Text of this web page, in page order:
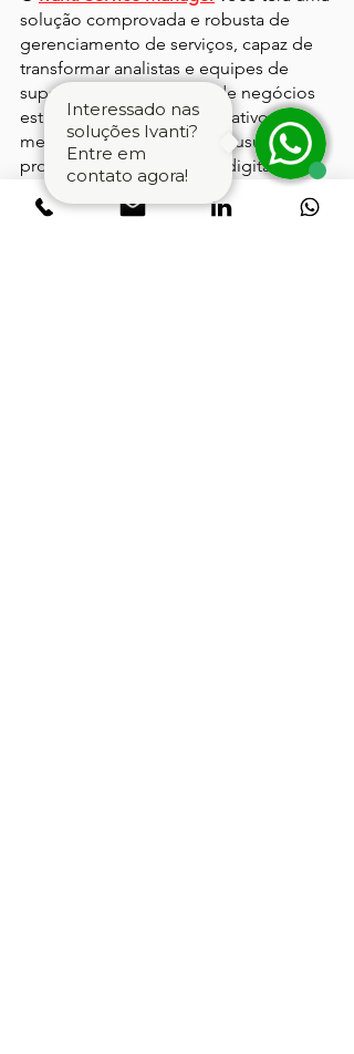
solução comprovada e robusta de
gerenciamento de serviços, capaz de
transformar analistas e equipes de
suporte em facilitadores de negócios
estratégicos. Otimize seus ativos,
melhore a experiência dos usuários e
promova a transformação digital da
sua empresa.
Interessado nas
soluções Ivanti?
Entre em
contato agora!